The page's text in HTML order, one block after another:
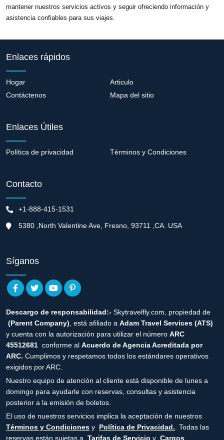
mantener nuestros servicios activos y seguir ofreciendo información y
asistencia confiables para sus viajes.
Enlaces rápidos
Hogar
Articulo
Contáctenos
Mapa del sitio
Enlaces Útiles
Política de privacidad Términos y Condiciones
Contacto
+1-888-415-1531
5380 ,North Valentine Ave, Fresno, 93711 ,CA. USA
Síganos
Descargo de responsabilidad:- Skytravelfly.com, propiedad de
(Parent Company) , está afiliado a Adam Travel Services (ATS)
y cuenta con la autorización para utilizar el número ARC
45512681 conforme al Acuerdo de Agencia Acreditada por
ARC. Cumplimos y respetamos todos los estándares operativos
exigidos por ARC.
Nuestro equipo de atención al cliente está disponible de lunes a
domingo para ayudarle con reservas, consultas y asistencia
posterior a la emisión de boletos.
El uso de nuestros servicios implica la aceptación de nuestros
Términos y Condiciones y Política de Privacidad. . Todas las
reservas están sujetas a Tarifas de Servicio y Cargos